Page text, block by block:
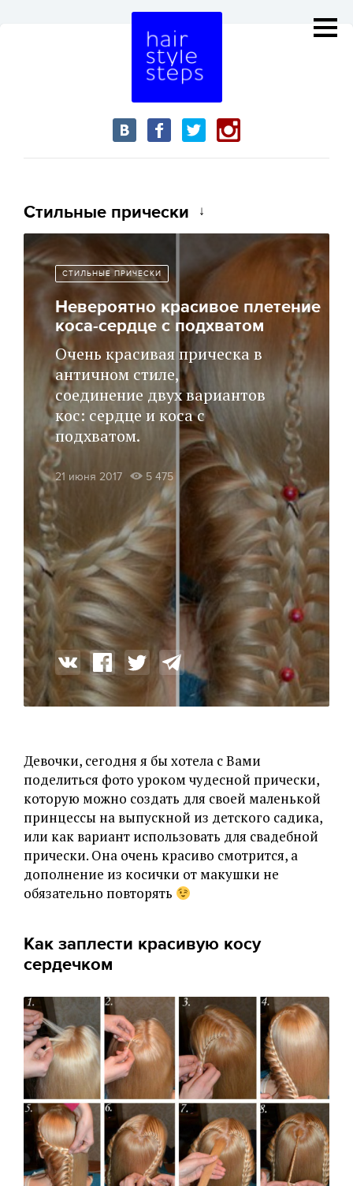
Стильные прически
СТИЛЬНЫЕ ПРИЧЕСКИ
Невероятно красивое плетение
коса-сердце с подхватом
Очень красивая прическа в
античном стиле,
соединение двух вариантов
кос: сердце и коса с
подхватом.
21 июня 2017 5 475
Девочки, сегодня я бы хотела с Вами
поделиться фото уроком чудесной прически,
которую можно создать для своей маленькой
принцессы на выпускной из детского садика,
или как вариант использовать для свадебной
прически. Она очень красиво смотрится, а
дополнение из косички от макушки не
обязательно повторять
Как заплести красивую косу
сердечком